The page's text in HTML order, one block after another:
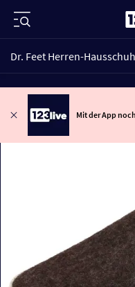
Dr. Feet Herren-
Mit der App